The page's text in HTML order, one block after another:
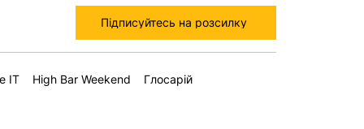
Підписуйтесь на розсилку
IT High Bar Weekend Глосарій